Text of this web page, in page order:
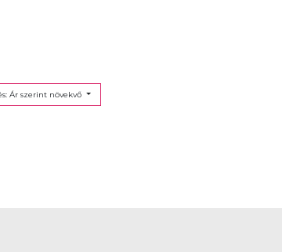
Ár szerint növekvő